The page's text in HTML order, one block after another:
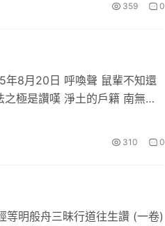
359 0
8月20日 呼喚聲 鼠輩不知還
極是讚嘆 淨土的戶籍 南無阿
310 0
明般舟三昧行道往生讚 (一卷)